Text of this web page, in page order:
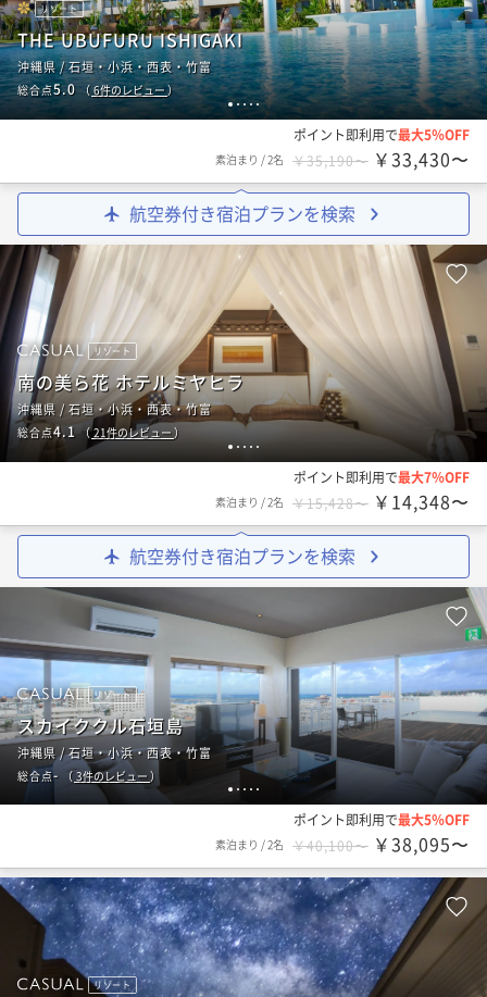
12 3 45
リゾート
THE UBUFURU ISHIGAKI
沖縄県 / 石垣・小浜・西表・竹富
総合点5.0（6件のレビュー）
ポイント即利用で最大5％OFF
素泊まり /2名 ￥35,190〜 ￥33,430〜
航空券付き宿泊プランを検索
1 2 3 4 5
リゾート
南の美ら花 ホテルミヤヒラ
沖縄県 / 石垣・小浜・西表・竹富
総合点4.1（21件のレビュー）
ポイント即利用で最大7％OFF
素泊まり /2名 ￥15,428〜 ￥14,348〜
航空券付き宿泊プランを検索
1 2 3 4 5
リゾート
スカイククル石垣島
沖縄県 / 石垣・小浜・西表・竹富
総合点- （ 3件のレビュー）
ポイント即利用で最大5％OFF
素泊まり /2名 ￥40,100〜 ￥38,095〜
リゾート